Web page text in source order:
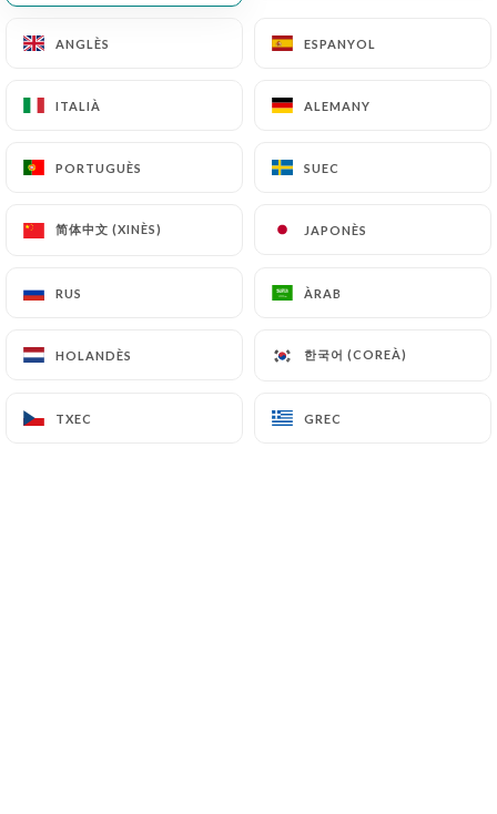
ANGLÈS ESPANYOL
ITALIÀ ALEMANY
PORTUGUÈS SUEC
简体中文 (XINÈS) JAPONÈS
RUS ÀRAB
HOLANDÈS 한국어 (COREÀ)
TXEC GREC
ANGLÈS ESPANYOL
ITALIÀ ALEMANY
PORTUGUÈS SUEC
简体中文 (XINÈS) JAPONÈS
RUS ÀRAB
HOLANDÈS 한국어 (COREÀ)
TXEC GREC